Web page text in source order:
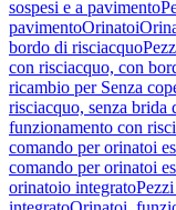
sospesi e a pavimento
pavimentoOrinatoi
bordo di risciacquo
con risciacquo, con
ricambio per Senza
risciacquo, senza brida
funzionamento con
comando per orinatoi
comando per orinatoi
orinatoio integrato